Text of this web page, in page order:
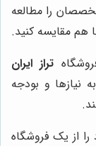
را مطالعه
هم مقایسه کنید.
تراز ایران
نیازها و بودجه
را از یک فروشگاه